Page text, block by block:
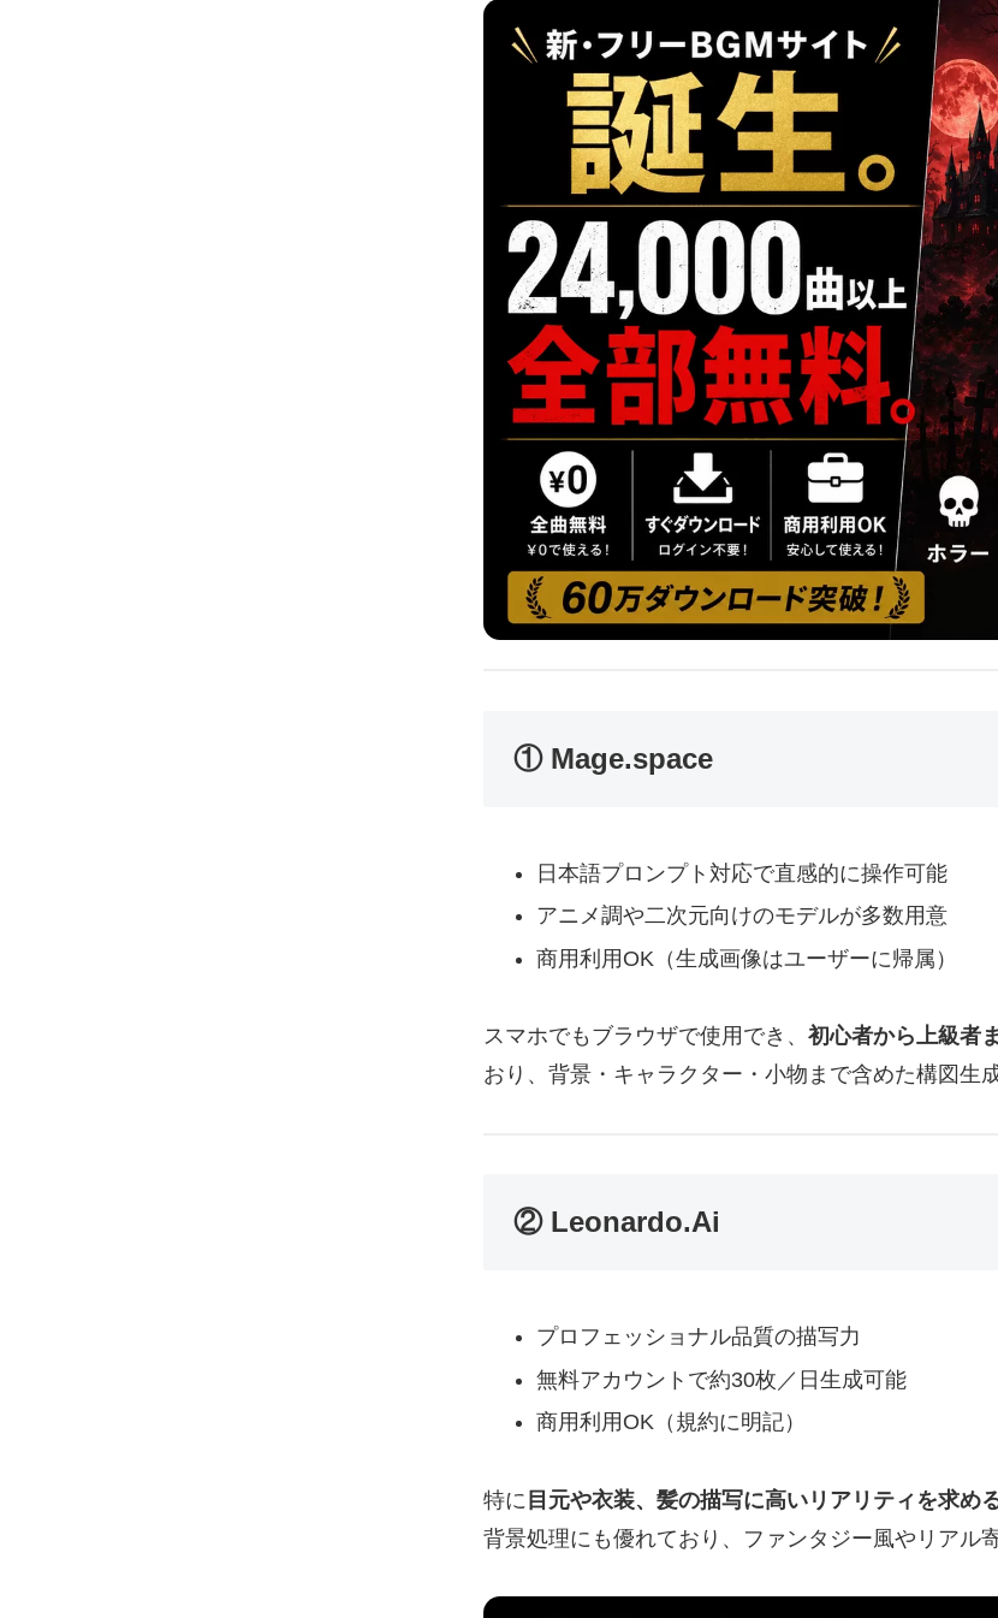
① Mage.space
日本語プロンプト対応で直感的に操作可能
アニメ調や二次元向けのモデルが多数用意
商用利用OK（生成画像はユーザーに帰属）
スマホでもブラウザで使用でき、 初心者から上級者
おり、背景・キャラクター・小物まで含めた構図生
② Leonardo.Ai
プロフェッショナル品質の描写力
無料アカウントで約30枚／日生成可能
商用利用OK（規約に明記）
特に 目元や衣装、髪の描写に高いリアリティを求め
背景処理にも優れており、ファンタジー風やリアル